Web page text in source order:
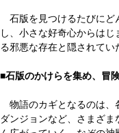
石版を見つけるたびにど
し、小さな好奇心からは
る邪悪な存在と隠されてい
■石版のかけらを集め、冒
物語のカギとなるのは、
ダンジョンなど、さまざ